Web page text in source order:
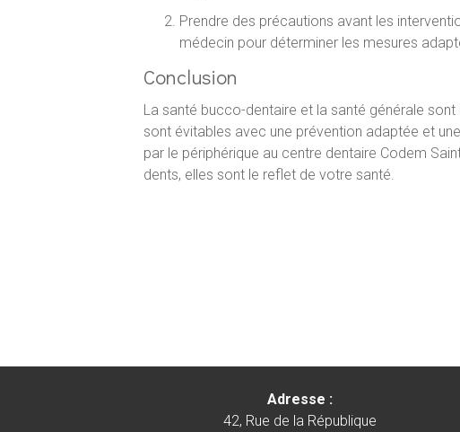
Prendre des précautions avant les
médecin pour déterminer les mesures
Conclusion
La santé bucco-dentaire et la santé générale
sont évitables avec une prévention adaptée et
par le périphérique au centre dentaire Codem
dents, elles sont le reflet de votre santé.
Adresse :
42, Rue de la République